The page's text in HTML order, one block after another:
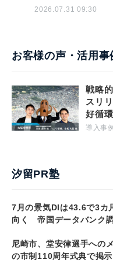
2026.07.31 09:30
お客様の声・活用事
戦略
スリ
好循
導入事
汐留PR塾
7月の景気DIは43.6で3
向く 帝国データバンク
尼崎市、堂安律選手への
の市制110周年式典で掲示